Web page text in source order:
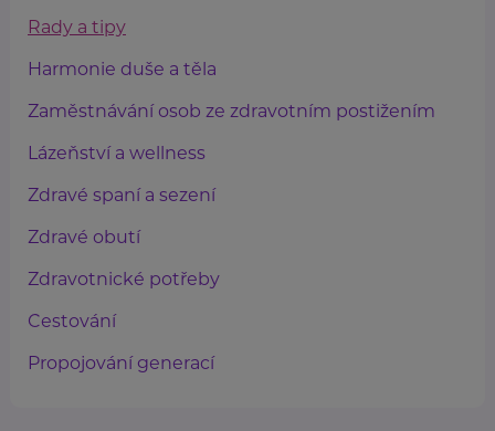
Rady a tipy
Harmonie duše a těla
Zaměstnávání osob ze zdravotním postižením
Lázeňství a wellness
Zdravé spaní a sezení
Zdravé obutí
Zdravotnické potřeby
Cestování
Propojování generací